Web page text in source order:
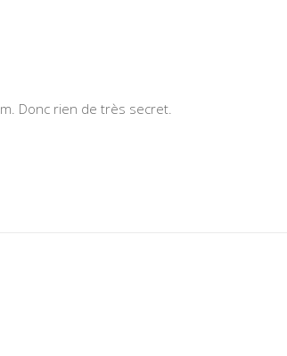
Donc rien de très secret.